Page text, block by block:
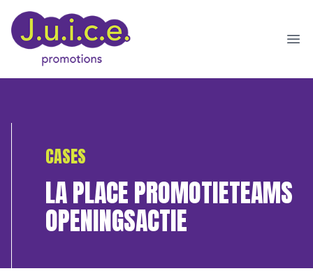
CASES
LA PLACE PROMOTIETEAMS
OPENINGSACTIE